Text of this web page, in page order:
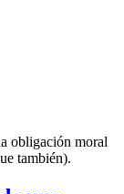
obligación moral
también).